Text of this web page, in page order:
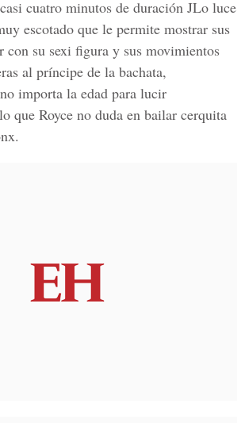
cuatro minutos de duración JLo luce
escotado que le permite mostrar sus
con su sexi figura y sus movimientos
al príncipe de la bachata,
importa la edad para lucir
que Royce no duda en bailar cerquita